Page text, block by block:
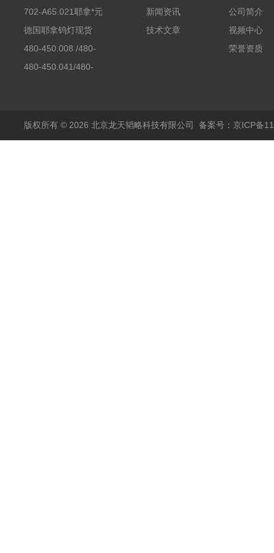
702-A65.021耶拿*元
素分析仪反应罐
德国耶拿钨灯现货
480-450.008 /480-
450.008C耶拿镉Cd空
480-450.041/480-
包邮
新闻资讯
技术文章
公司简介
视频中心
荣誉资质
版权所有 © 2026 北京龙天韬略科技有限公司 备案号：京ICP备